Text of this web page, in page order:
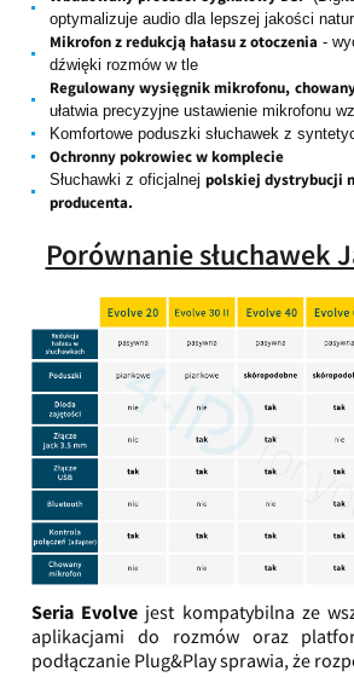
optymalizuje audio dla lepszej jakości
Mikrofon z redukcją hałasu z otoczenia -
dźwięki rozmów w tle
Regulowany wysięgnik mikrofonu,
ułatwia precyzyjne ustawienie mikrofonu
Komfortowe poduszki słuchawek z
Ochronny pokrowiec w komplecie
Słuchawki z oficjalnej polskiej dystrybucji
producenta.
Porównanie słuchawek
Seria Evolve jest kompatybilna ze
aplikacjami do rozmów oraz
podłączanie Plug&Play sprawia, że